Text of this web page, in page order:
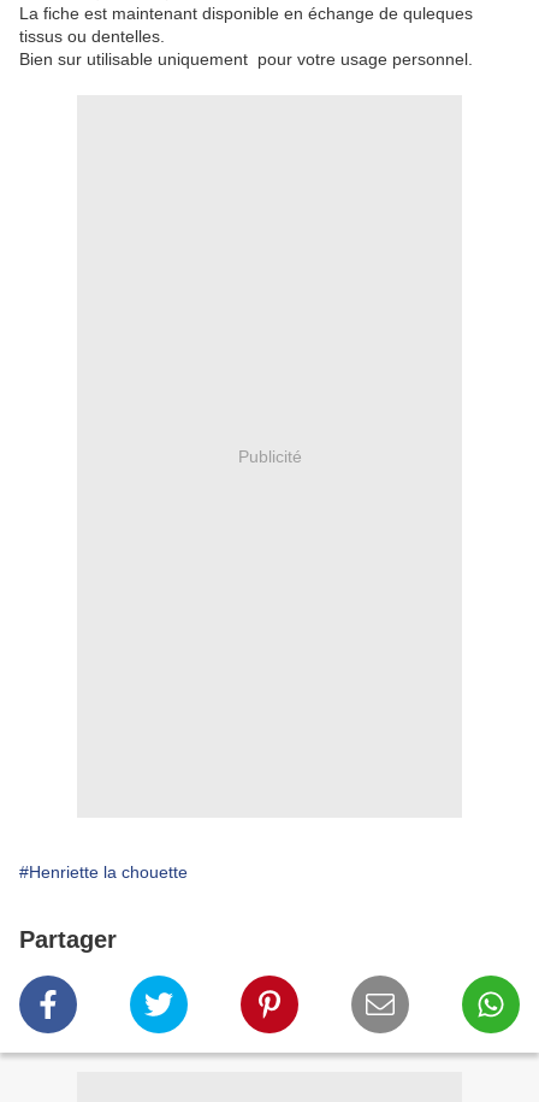
La fiche est maintenant disponible en échange de quleques
tissus ou dentelles.
Bien sur utilisable uniquement pour votre usage personnel.
Publicité
#Henriette la chouette
Partager